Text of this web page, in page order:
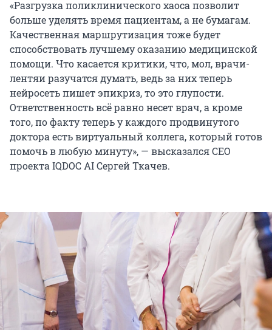
«Разгрузка поликлинического хаоса позволит
больше уделять время пациентам, а не бумагам.
Качественная маршрутизация тоже будет
способствовать лучшему оказанию медицинской
помощи. Что касается критики, что, мол, врачи-
лентяи разучатся думать, ведь за них теперь
нейросеть пишет эпикриз, то это глупости.
Ответственность всё равно несет врач, а кроме
того, по факту теперь у каждого продвинутого
доктора есть виртуальный коллега, который готов
помочь в любую минуту», — высказался СЕО
проекта IQDOC AI Сергей Ткачев.